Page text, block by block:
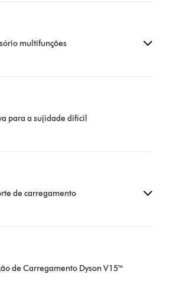
multifunções
para a sujidade difícil
de carregamento
de Carregamento Dyson V15™